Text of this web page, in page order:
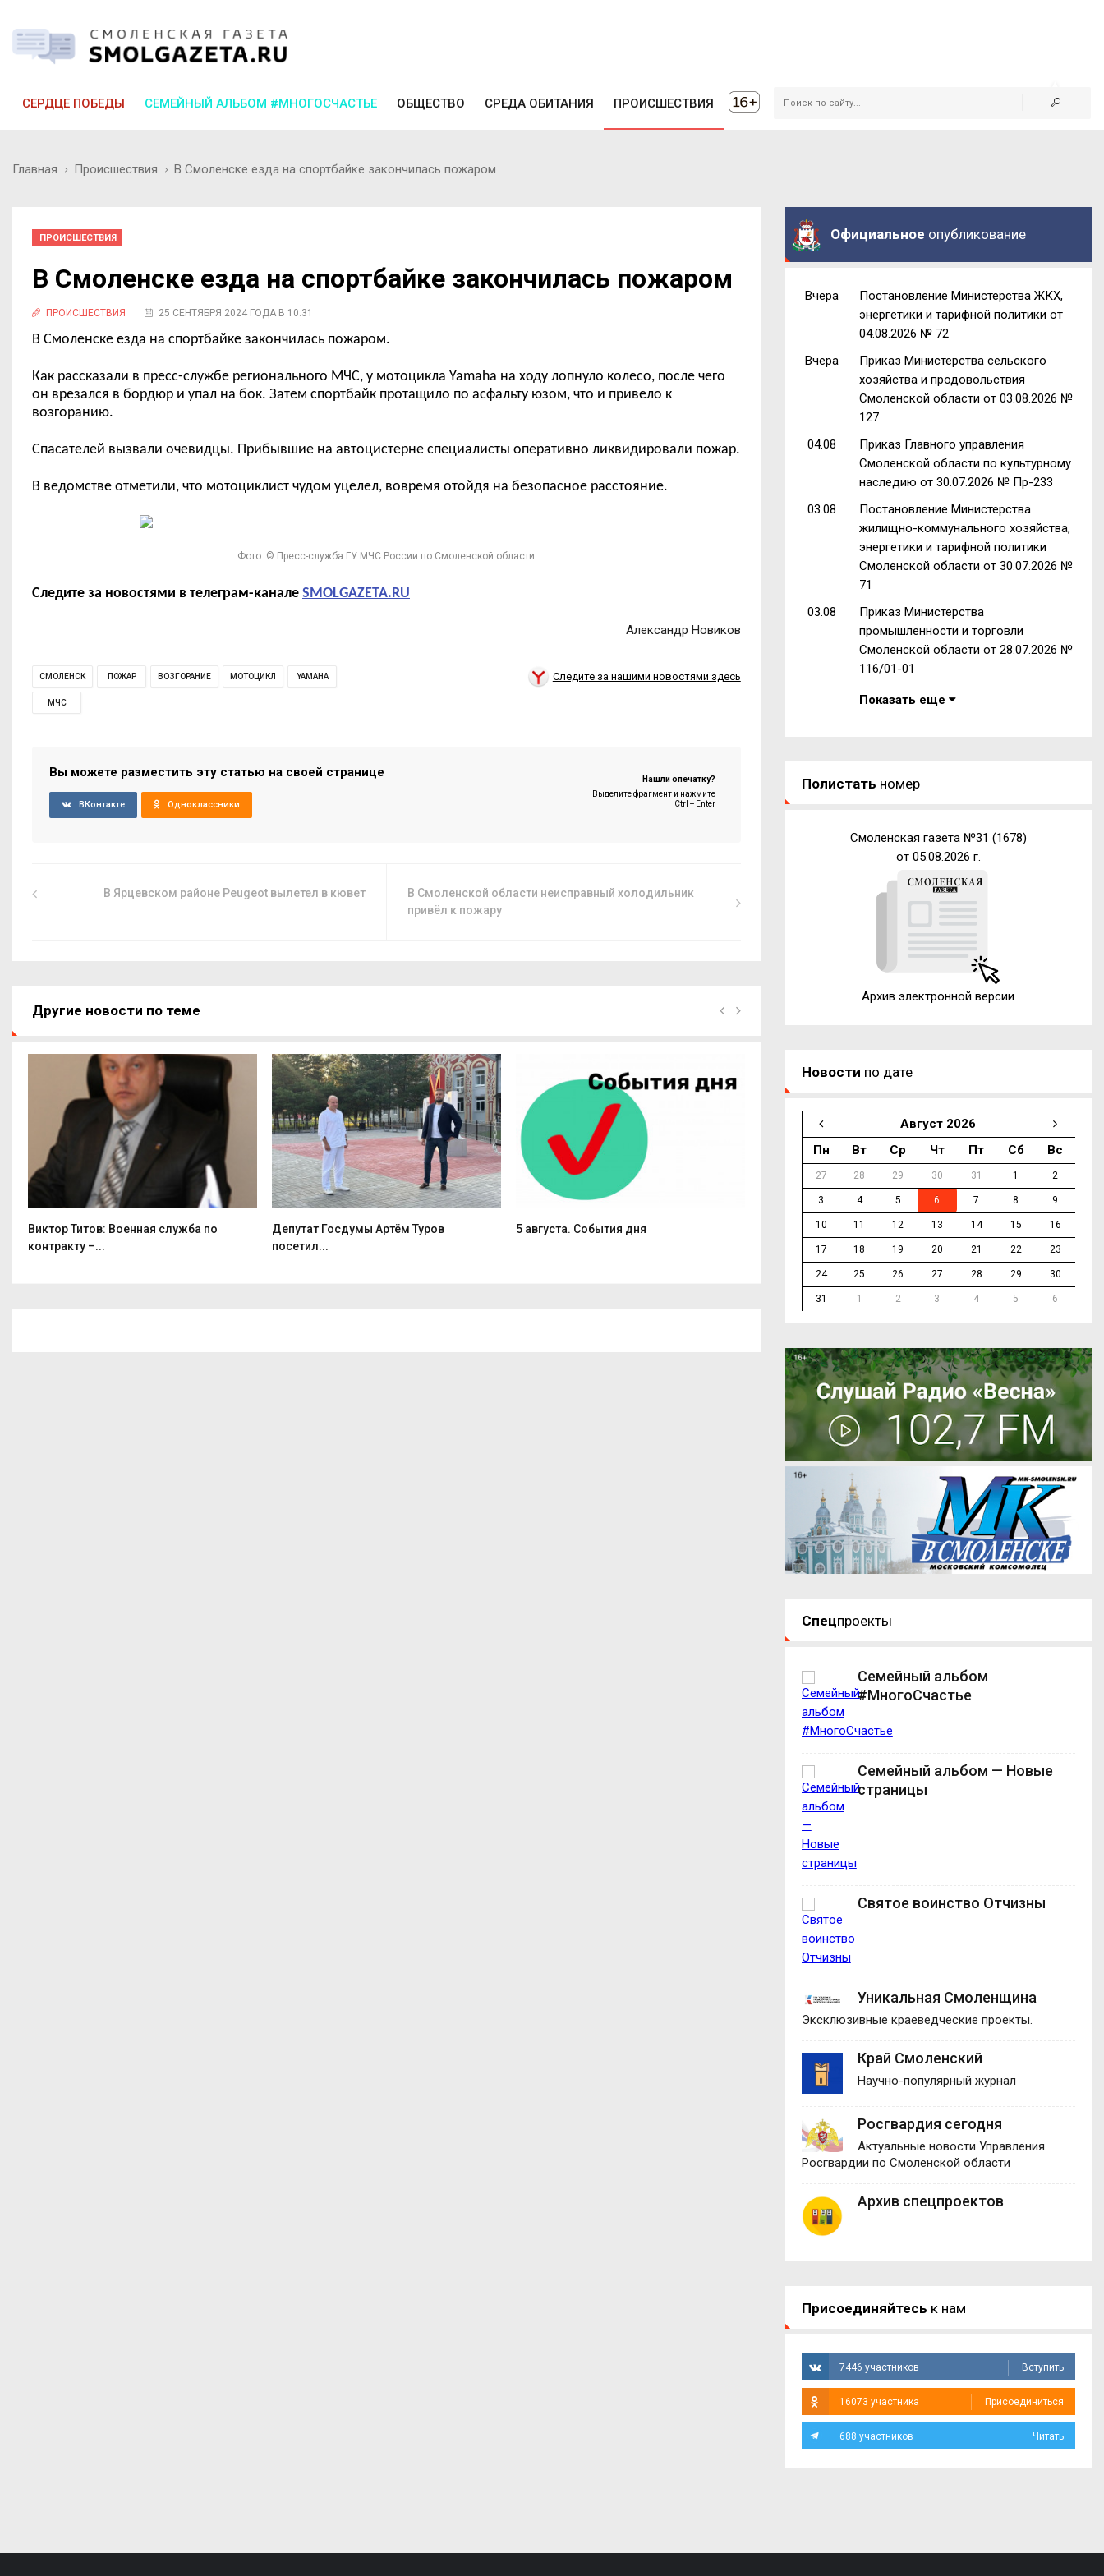
СЕРДЦЕ ПОБЕДЫ СЕМЕЙНЫЙ АЛЬБОМ #МНОГОСЧАСТЬЕ ОБЩЕСТВО СРЕДА ОБИТАНИЯ ПРОИСШЕСТВИЯ
Главная Происшествия В Смоленске езда на спортбайке закончилась пожаром
ПРОИСШЕСТВИЯ
В Смоленске езда на спортбайке закончилась пожаром
ПРОИСШЕСТВИЯ 25 СЕНТЯБРЯ 2024 ГОДА В 10:31
В Смоленске езда на спортбайке закончилась пожаром.
Как рассказали в пресс-службе регионального МЧС, у мотоцикла Yamaha на ходу лопнуло колесо, после чего
он врезался в бордюр и упал на бок. Затем спортбайк протащило по асфальту юзом, что и привело к
возгоранию.
Спасателей вызвали очевидцы. Прибывшие на автоцистерне специалисты оперативно ликвидировали пожар.
В ведомстве отметили, что мотоциклист чудом уцелел, вовремя отойдя на безопасное расстояние.
Фото: © Пресс-служба ГУ МЧС России по Смоленской области
Следите за новостями в телеграм-канале SMOLGAZETA.RU
Александр Новиков
СМОЛЕНСК ПОЖАР ВОЗГОРАНИЕ МОТОЦИКЛ YAMAHA
МЧС
Следите за нашими новостями здесь
Вы можете разместить эту статью на своей странице
ВКонтакте Одноклассники
Нашли опечатку?
Выделите фрагмент и нажмите
Ctrl + Enter
В Ярцевском районе Peugeot вылетел в кювет
В Смоленской области неисправный холодильник
привёл к пожару
Другие новости по теме
Виктор Титов: Военная служба по
контракту –...
Депутат Госдумы Артём Туров
посетил...
5 августа. События дня
В Смоленске на пяти улицах отключат
холодную...
В Смоленске
Официальное опубликование
Вчера
Постановление Министерства ЖКХ,
энергетики и тарифной политики от
04.08.2026 № 72
Вчера
Приказ Министерства сельского
хозяйства и продовольствия
Смоленской области от 03.08.2026 №
127
04.08
Приказ Главного управления
Смоленской области по культурному
наследию от 30.07.2026 № Пр-233
03.08
Постановление Министерства
жилищно-коммунального хозяйства,
энергетики и тарифной политики
Смоленской области от 30.07.2026 №
71
03.08
Приказ Министерства
промышленности и торговли
Смоленской области от 28.07.2026 №
116/01-01
Показать еще
Полистать номер
Смоленская газета №31 (1678)
от 05.08.2026 г.
Архив электронной версии
Новости по дате
Август 2026
Пн
Вт Ср Чт Пт Сб Вс
27 28 29 30 31 1 2
3 4 5 6 7 8 9
10 11 12 13 14 15 16
17 18 19 20 21 22 23
24 25 26 27 28 29 30
31 1 2 3 4 5 6
Спецпроекты
Семейный альбом
#МногоСчастье
Семейный альбом — Новые
страницы
Святое воинство Отчизны
Уникальная Смоленщина
Эксклюзивные краеведческие проекты.
Край Смоленский
Научно-популярный журнал
Росгвардия сегодня
Актуальные новости Управления
Росгвардии по Смоленской области
Архив спецпроектов
Присоединяйтесь к нам
7446 участников Вступить
16073 участника Присоединиться
688 участников Читать